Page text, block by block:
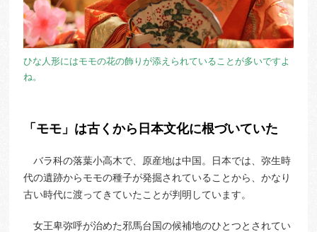
ひな人形にはモモの花の飾りが添えられていることが多いですよ
ね。
「モモ」は古くから日本文化に根づいていた
バラ科の落葉小高木で、原産地は中国。日本では、弥生時
代の遺跡からモモの種子が発掘されていることから、かなり
古い時代に渡ってきていたことが判明しています。
女王卑弥呼が治めた邪馬台国の候補地のひとつとされてい